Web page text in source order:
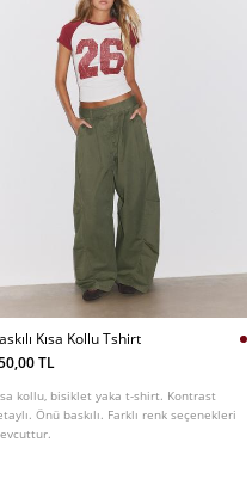
Kısa Kollu Tshirt
TL
kollu, bisiklet yaka t-shirt. Kontrast
Önü baskılı. Farklı renk seçenekleri